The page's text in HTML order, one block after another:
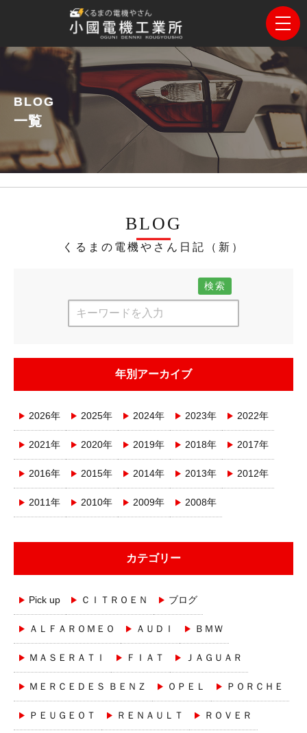
BLOG
一覧
BLOG
くるまの電機やさん日記（新）
検索
年別アーカイブ
2026年 2025年 2024年 2023年 2022年
2021年 2020年 2019年 2018年 2017年
2016年 2015年 2014年 2013年 2012年
2011年 2010年 2009年 2008年
カテゴリー
Pick up ＣＩＴＲＯＥＮ ブログ
ＡＬＦＡＲＯＭＥＯ ＡＵＤＩ ＢＭＷ
ＭＡＳＥＲＡＴＩ ＦＩＡＴ ＪＡＧＵＡＲ
ＭＥＲＣＥＤＥＳ ＢＥＮＺ ＯＰＥＬ ＰＯＲＣＨＥ
ＰＥＵＧＥＯＴ ＲＥＮＡＵＬＴ ＲＯＶＥＲ